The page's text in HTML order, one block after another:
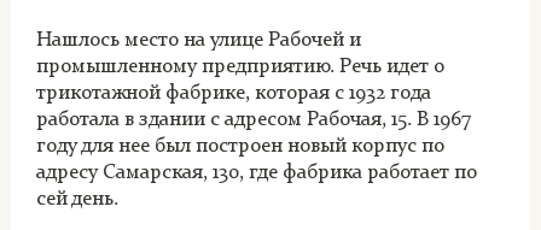
Нашлось место на улице Рабочей и
промышленному предприятию. Речь идет о
трикотажной фабрике, которая с 1932 года
работала в здании с адресом Рабочая, 15. В 1967
году для нее был построен новый корпус по
адресу Самарская, 130, где фабрика работает по
сей день.